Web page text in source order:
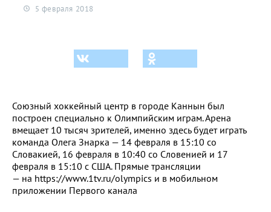
5 февраля 2018
Союзный хоккейный центр в городе Каннын был
построен специально к Олимпийским играм. Арена
вмещает 10 тысяч зрителей, именно здесь будет играть
команда Олега Знарка — 14 февраля в 15:10 со
Словакией, 16 февраля в 10:40 со Словенией и 17
февраля в 15:10 с США. Прямые трансляции
— на https://www.1tv.ru/olympics и в мобильном
приложении Первого канала